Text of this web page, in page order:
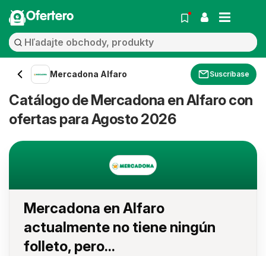
Ofertero
Mercadona Alfaro Suscríbase
Catálogo de Mercadona en Alfaro con
ofertas para Agosto 2026
Mercadona en Alfaro
actualmente no tiene ningún
folleto, pero...